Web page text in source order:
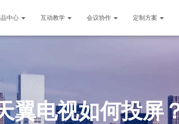
中心 互动教学 会议协作 定制方案
翼电视如何投屏